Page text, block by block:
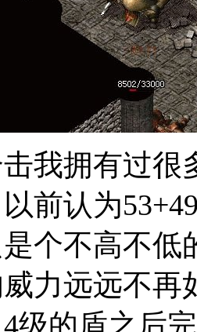
我拥有过
前认为
个不高不
力远远不
级的盾之后